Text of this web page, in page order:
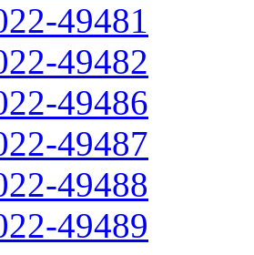
49481
49482
49486
49487
49488
49489